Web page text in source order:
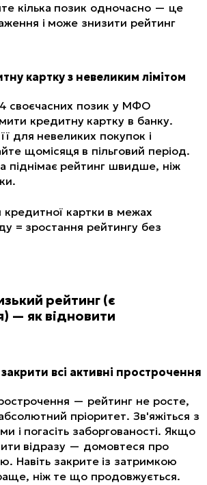
кілька позик одночасно — це
і може знизити рейтинг
картку з невеликим лімітом
своєчасних позик у МФО
кредитну картку в банку.
для невеликих покупок і
щомісяця в пільговий період.
піднімає рейтинг швидше, ніж
кредитної картки в межах
= зростання рейтингу без
рейтинг (є
— як відновити
всі активні прострочення
— рейтинг не росте,
пріоритет. Зв'яжіться з
і погасіть заборгованості. Якщо
відразу — домовтеся про
Навіть закрите із затримкою
ніж те що продовжується.